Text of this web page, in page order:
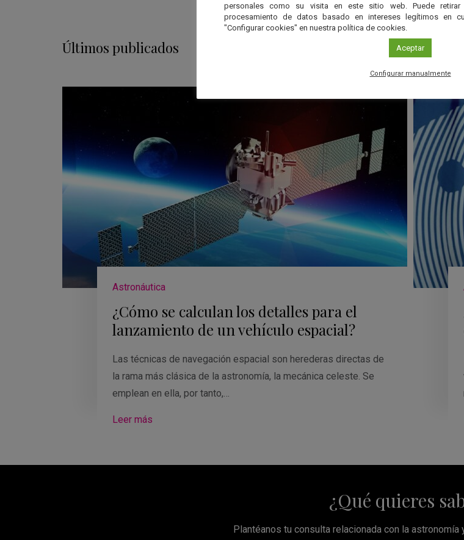
Últimos publicados
Astronáutica
¿Cómo se calculan los detalles para el
lanzamiento de un vehículo espacial?
Las técnicas de navegación espacial son herederas directas de
la rama más clásica de la astronomía, la mecánica celeste. Se
emplean en ella, por tanto,…
Leer más
¿Qué quieres
Plantéanos tu consulta relacionada con la
personales como su visita en este sitio web. Puede retirar
procesamiento de datos basado en intereses legítimos en
"Configurar cookies" en nuestra política de cookies.
Aceptar
Configurar manualmente